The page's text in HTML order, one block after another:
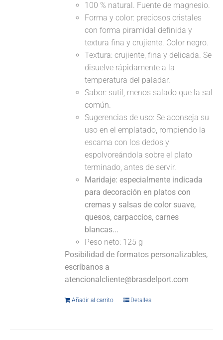
100 % natural. Fuente de magnesio.
Forma y color: preciosos cristales
con forma piramidal definida y
textura fina y crujiente. Color negro.
Textura: crujiente, fina y delicada. Se
disuelve rápidamente a la
temperatura del paladar.
Sabor: sutil, menos salado que la sal
común.
Sugerencias de uso: Se aconseja su
uso en el emplatado, rompiendo la
escama con los dedos y
espolvoreándola sobre el plato
terminado, antes de servir.
Maridaje: especialmente indicada
para decoración en platos con
cremas y salsas de color suave,
quesos, carpaccios, carnes
blancas...
Peso neto: 125 g
Posibilidad de formatos personalizables,
escríbanos a
atencionalcliente@brasdelport.com
Añadir al carrito Detalles